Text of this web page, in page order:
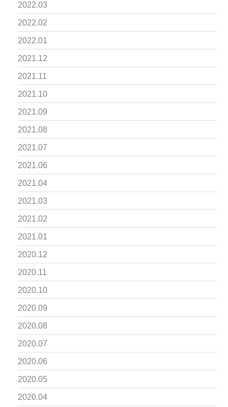
2022.03
2022.02
2022.01
2021.12
2021.11
2021.10
2021.09
2021.08
2021.07
2021.06
2021.04
2021.03
2021.02
2021.01
2020.12
2020.11
2020.10
2020.09
2020.08
2020.07
2020.06
2020.05
2020.04